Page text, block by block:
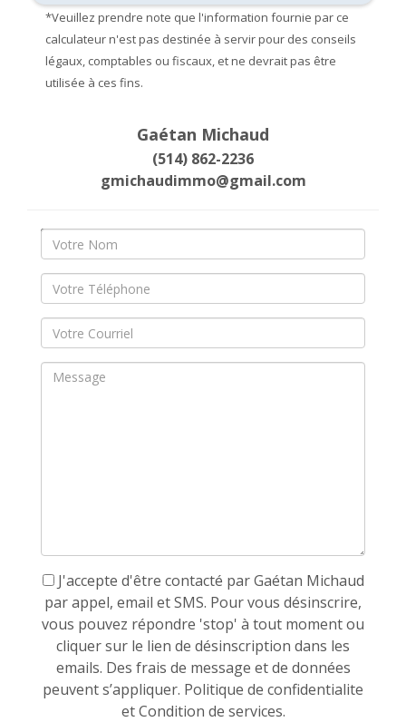
*Veuillez prendre note que l'information fournie par ce
calculateur n'est pas destinée à servir pour des conseils
légaux, comptables ou fiscaux, et ne devrait pas être
utilisée à ces fins.
Gaétan Michaud
(514) 862-2236
gmichaudimmo@gmail.com
J'accepte d'être contacté par Gaétan Michaud
par appel, email et SMS. Pour vous désinscrire,
vous pouvez répondre 'stop' à tout moment ou
cliquer sur le lien de désinscription dans les
emails. Des frais de message et de données
peuvent s’appliquer. Politique de confidentialite
et Condition de services.